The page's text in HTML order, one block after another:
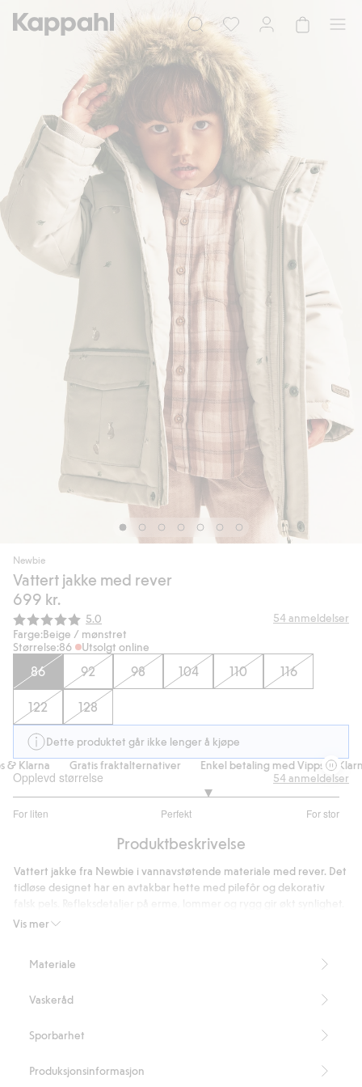
Newbie
Vattert jakke med rever
699 kr.
Gjennomsnittskarakter:
5.0 54anmeldelser
Farge:Beige / mønstret
Størrelse:86 Utsolgt online
86 92 98 104 110 116
122 128
Dette produktet går ikke lenger å kjøpe
Klarna
Gratis fraktalternativer Enkel betaling med Vipps & Klarna
Opplevd størrelse
For liten Perfekt For stor
av
47
stemmer
54anmeldelser
Produktbeskrivelse
Vis mer
Vattert jakke fra Newbie i vannavstøtende materiale med rever. Det
tidløse designet har en avtakbar hette med pilefôr og dekorativ
Jakken har to frontlommer med skjult trykknapp, komfortable
arve videre.
Dette produktet er laget av resirkulert polyester.
Recycled Polyester
Materiale
Vaskeråd
Sporbarhet
Produksjonsinformasjon